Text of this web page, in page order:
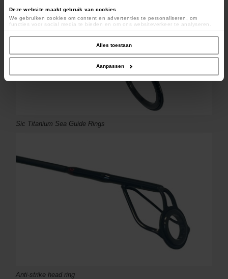
Deze website maakt gebruik van cookies
We gebruiken cookies om content en advertenties te personaliseren, om
functies voor social media te bieden en om ons websiteverkeer te analyseren.
social media, adverteren en analyse. Deze partners kunnen deze gegevens
combineren met andere informatie die u aan ze heeft verstrekt of die ze hebben
verzameld op basis van uw gebruik van hun services.
Alles toestaan
Aanpassen
Sic Titanium Sea Guide Rings
Anti-strike head ring